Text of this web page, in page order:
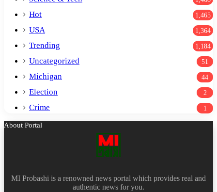
Hot 1,465
USA 1,364
Trending 1,184
Uncategorized 51
Michigan 44
Election 2
Crime 1
About Portal
MI Probashi is a renowned news portal which provides real and
authentic news for you.